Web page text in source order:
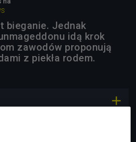
bieganie. Jednak
idą krok
zawodów proponują
z piekła rodem.

odważnych, wytrwałych i
Bieniecki opowiada o